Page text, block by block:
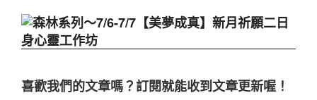
喜歡我們的文章嗎？訂閱就能收到文章更新喔！